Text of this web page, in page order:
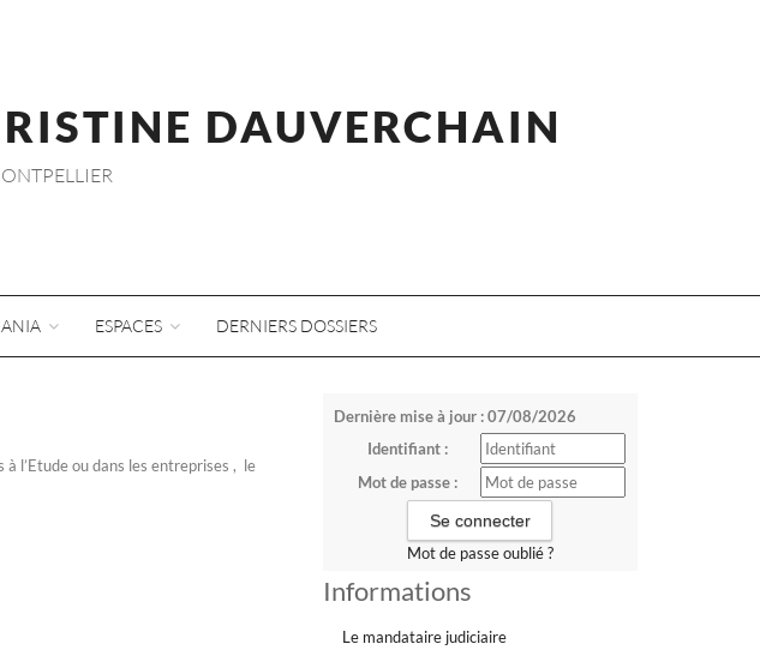
DAUVERCHAIN
ESPACES DERNIERS DOSSIERS
Dernière mise à jour : 07/08/2026
Identifiant :
Mot de passe :
Mot de passe oublié ?
Informations
Le mandataire judiciaire
l’Etude ou dans les entreprises , le